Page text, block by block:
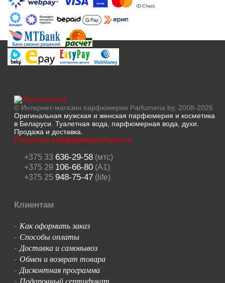
© Интернет-магазин парфюмерии Parfumeria.by, 2008-2026
Оригинальная мужская и женская парфюмерия и косметика
в Беларуси. Туалетная вода, парфюмерная вода, духи.
Продажа и доставка.
Политика конфиденциальности
+375 33 636-29-58(мтс)
+375 29 106-66-80(A1)
+375 25 948-75-47(life)
Клиентам
- Как оформить заказ
- Способы оплаты
-Доставка и самовывоз
- Обмен и возврат товара
-Дисконтная программа